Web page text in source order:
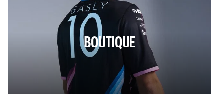
BOUTIQUE